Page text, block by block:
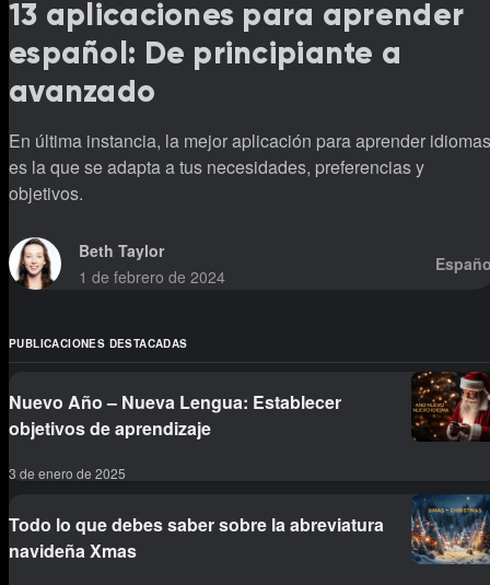
13 aplicaciones para aprender
español: De principiante a
avanzado
En última instancia, la mejor aplicación para aprender idiomas
es la que se adapta a tus necesidades, preferencias y
objetivos.
Beth Taylor
1 de febrero de 2024
PUBLICACIONES DESTACADAS
Nuevo Año – Nueva Lengua: Establecer
objetivos de aprendizaje
3 de enero de 2025
Todo lo que debes saber sobre la abreviatura
navideña Xmas